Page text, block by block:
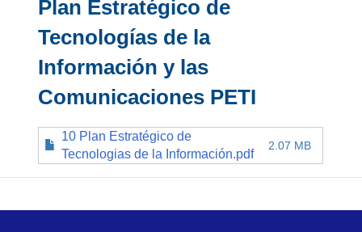
Plan Estratégico de
Tecnologías de la
Información y las
Comunicaciones PETI
10 Plan Estratégico de
Tecnologias de la Información.pdf
2.07 MB